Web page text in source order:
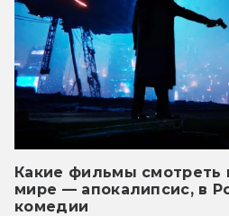
Какие фильмы смотреть
мире — апокалипсис, в
комедии